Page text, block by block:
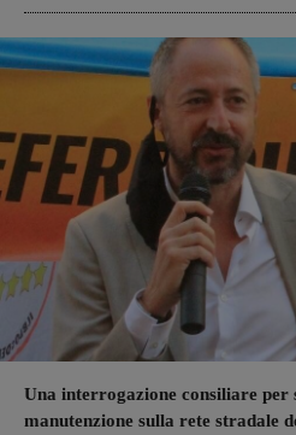
Una interrogazione consiliare
manutenzione sulla rete stradale